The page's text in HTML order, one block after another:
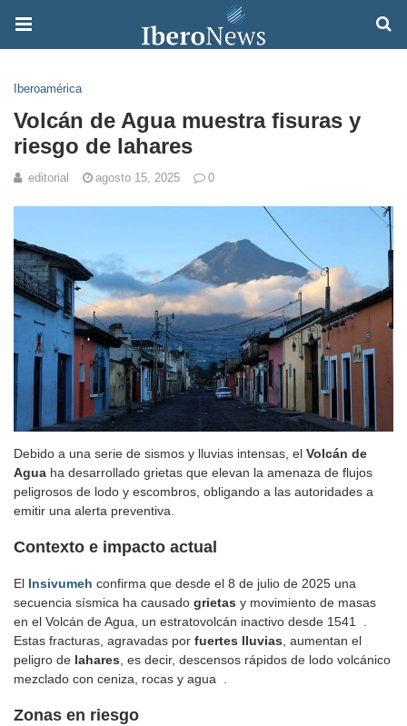
Iberoamérica
Volcán de Agua muestra fisuras y
riesgo de lahares
editorial agosto 15, 2025 0
Debido a una serie de sismos y lluvias intensas, el Volcán de
Agua ha desarrollado grietas que elevan la amenaza de flujos
peligrosos de lodo y escombros, obligando a las autoridades a
emitir una alerta preventiva.
Contexto e impacto actual
El Insivumeh confirma que desde el 8 de julio de 2025 una
secuencia sísmica ha causado grietas y movimiento de masas
en el Volcán de Agua, un estratovolcán inactivo desde 1541 .
Estas fracturas, agravadas por fuertes lluvias, aumentan el
peligro de lahares, es decir, descensos rápidos de lodo volcánico
mezclado con ceniza, rocas y agua .
Zonas en riesgo